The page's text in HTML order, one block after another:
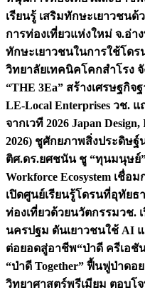
เรียนรู้ เสริมทักษะเยาวชนด้
การท่องเที่ยวแห่งใหม่ จ.อ่า
ทักษะเยาวชนในการใช้โดร
วิทยาลัยเทคนิคโคกสำโรง
“THE 3Ea” สร้างเศรษฐกิจ
LE-Local Enterprises วช. แ
จากเวที 2026 Japan
2026) ชูศักยภาพสิ่งประดิษ
ติศ.ดร.ยศชนัน ชู “ทุนมนุษย์
Workforce Ecosystem เชื่
เปิดศูนย์เรียนรู้โดรนที่อุทัย
ท่องเที่ยวด้วยนวัตกรรมวช.
นครปฐม ดันเยาวชนใช้ AI
ต่อยอดสู่อาชีพ“ป่าดี ครีเอชั
“ป่าดี Together” ฟื้นฟูป่าดอ
วิทยาศาสตร์พรีเมียม ตอบโ